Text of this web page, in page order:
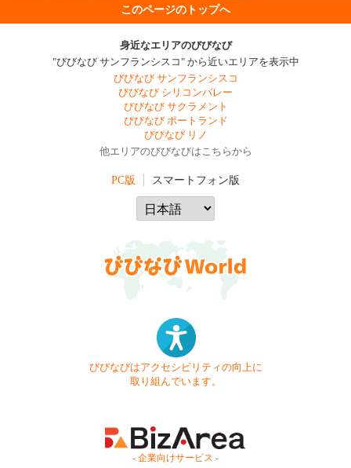
このページのトップへ
身近なエリアのびびなび
"びびなび サンフランシスコ" から近いエリアを表示中
びびなび サンフランシスコ
びびなび シリコンバレー
びびなび サクラメント
びびなび ポートランド
びびなび リノ
他エリアのびびなびはこちらから
PC版 スマートフォン版
びびなびはアクセシビリティの向上に
取り組んでいます。
- 企業向けサービス -